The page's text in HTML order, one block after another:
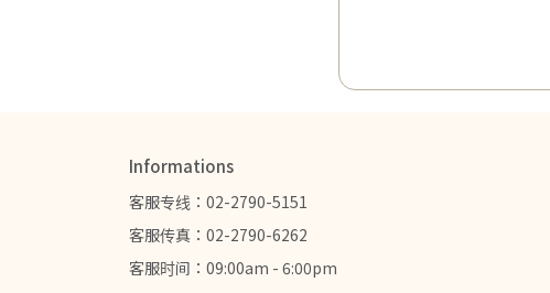
Informations
客服专线：02-2790-5151
客服传真：02-2790-6262
客服时间：09:00am - 6:00pm